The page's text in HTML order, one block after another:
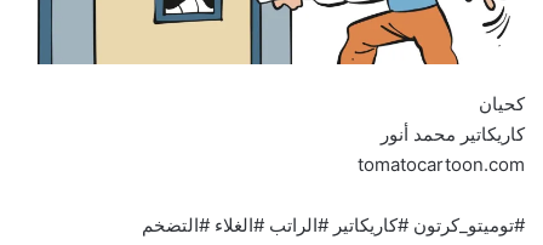
كحيان
كاريكاتير محمد أنور
tomatocartoon.com
#توميتو_كرتون #كاريكاتير #الراتب #الغلاء #التضخم